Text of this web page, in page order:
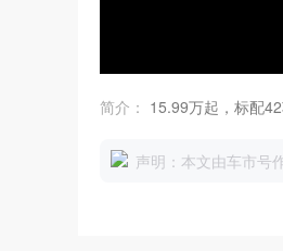
简介： 15.99万起，标配
声明：本文由车市号